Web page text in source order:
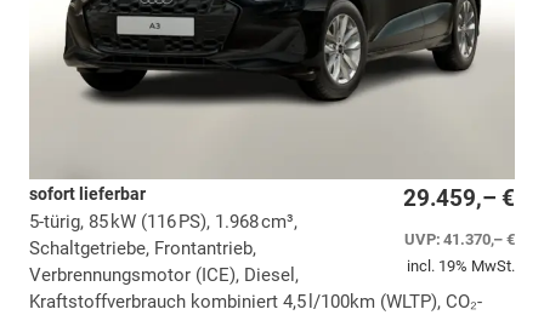
29.459,– €
UVP:41.370,– €
incl. 19% MwSt.
sofort lieferbar
5-türig, 85 kW (116 PS), 1.968 cm³,
Schaltgetriebe, Frontantrieb,
Verbrennungsmotor (ICE), Diesel,
Kraftstoffverbrauch kombiniert 4,5 l/100km (WLTP), CO₂-